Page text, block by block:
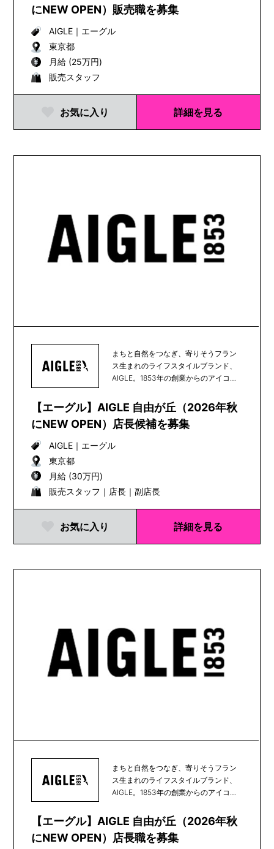
にNEW OPEN）販売職を募集
AIGLE｜ エーグル
東京都
月給 (25万円)
販売スタッフ
お気に入り 詳細を見る
まちと自然をつなぎ、寄りそうフラン
ス生まれのライフスタイルブランド、
AIGLE。1853年の創業からのアイコン
【エーグル】AIGLE 自由が丘（2026年秋
にNEW OPEN）店長候補を募集
AIGLE｜ エーグル
東京都
月給 (30万円)
販売スタッフ｜店長｜副店長
お気に入り 詳細を見る
まちと自然をつなぎ、寄りそうフラン
ス生まれのライフスタイルブランド、
AIGLE。1853年の創業からのアイコン
【エーグル】AIGLE 自由が丘（2026年秋
にNEW OPEN）店長職を募集